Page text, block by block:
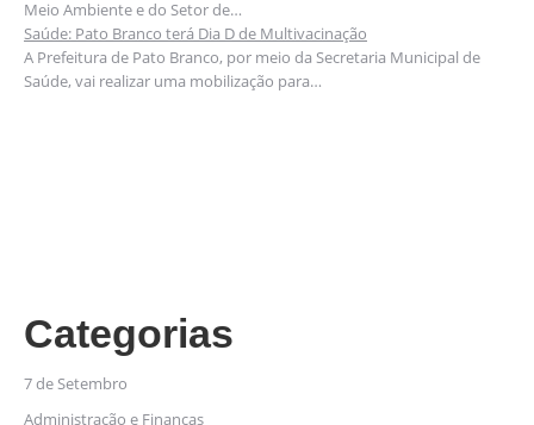
Meio Ambiente e do Setor de…
Saúde: Pato Branco terá Dia D de Multivacinação
A Prefeitura de Pato Branco, por meio da Secretaria Municipal de
Saúde, vai realizar uma mobilização para…
Categorias
7 de Setembro
Administração e Finanças